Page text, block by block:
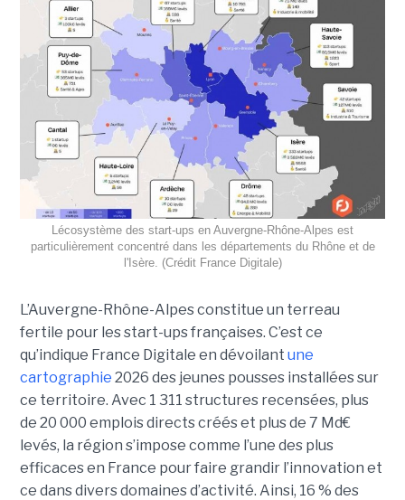
Lécosystème des start-ups en Auvergne-Rhône-Alpes est
particulièrement concentré dans les départements du Rhône et de
l'Isère. (Crédit France Digitale)
L’Auvergne-Rhône-Alpes constitue un terreau
fertile pour les start-ups françaises. C’est ce
qu’indique France Digitale en dévoilant une
cartographie 2026 des jeunes pousses installées sur
ce territoire. Avec 1 311 structures recensées, plus
de 20 000 emplois directs créés et plus de 7 Md€
levés, la région s’impose comme l’une des plus
efficaces en France pour faire grandir l’innovation et
ce dans divers domaines d’activité. Ainsi, 16 % des